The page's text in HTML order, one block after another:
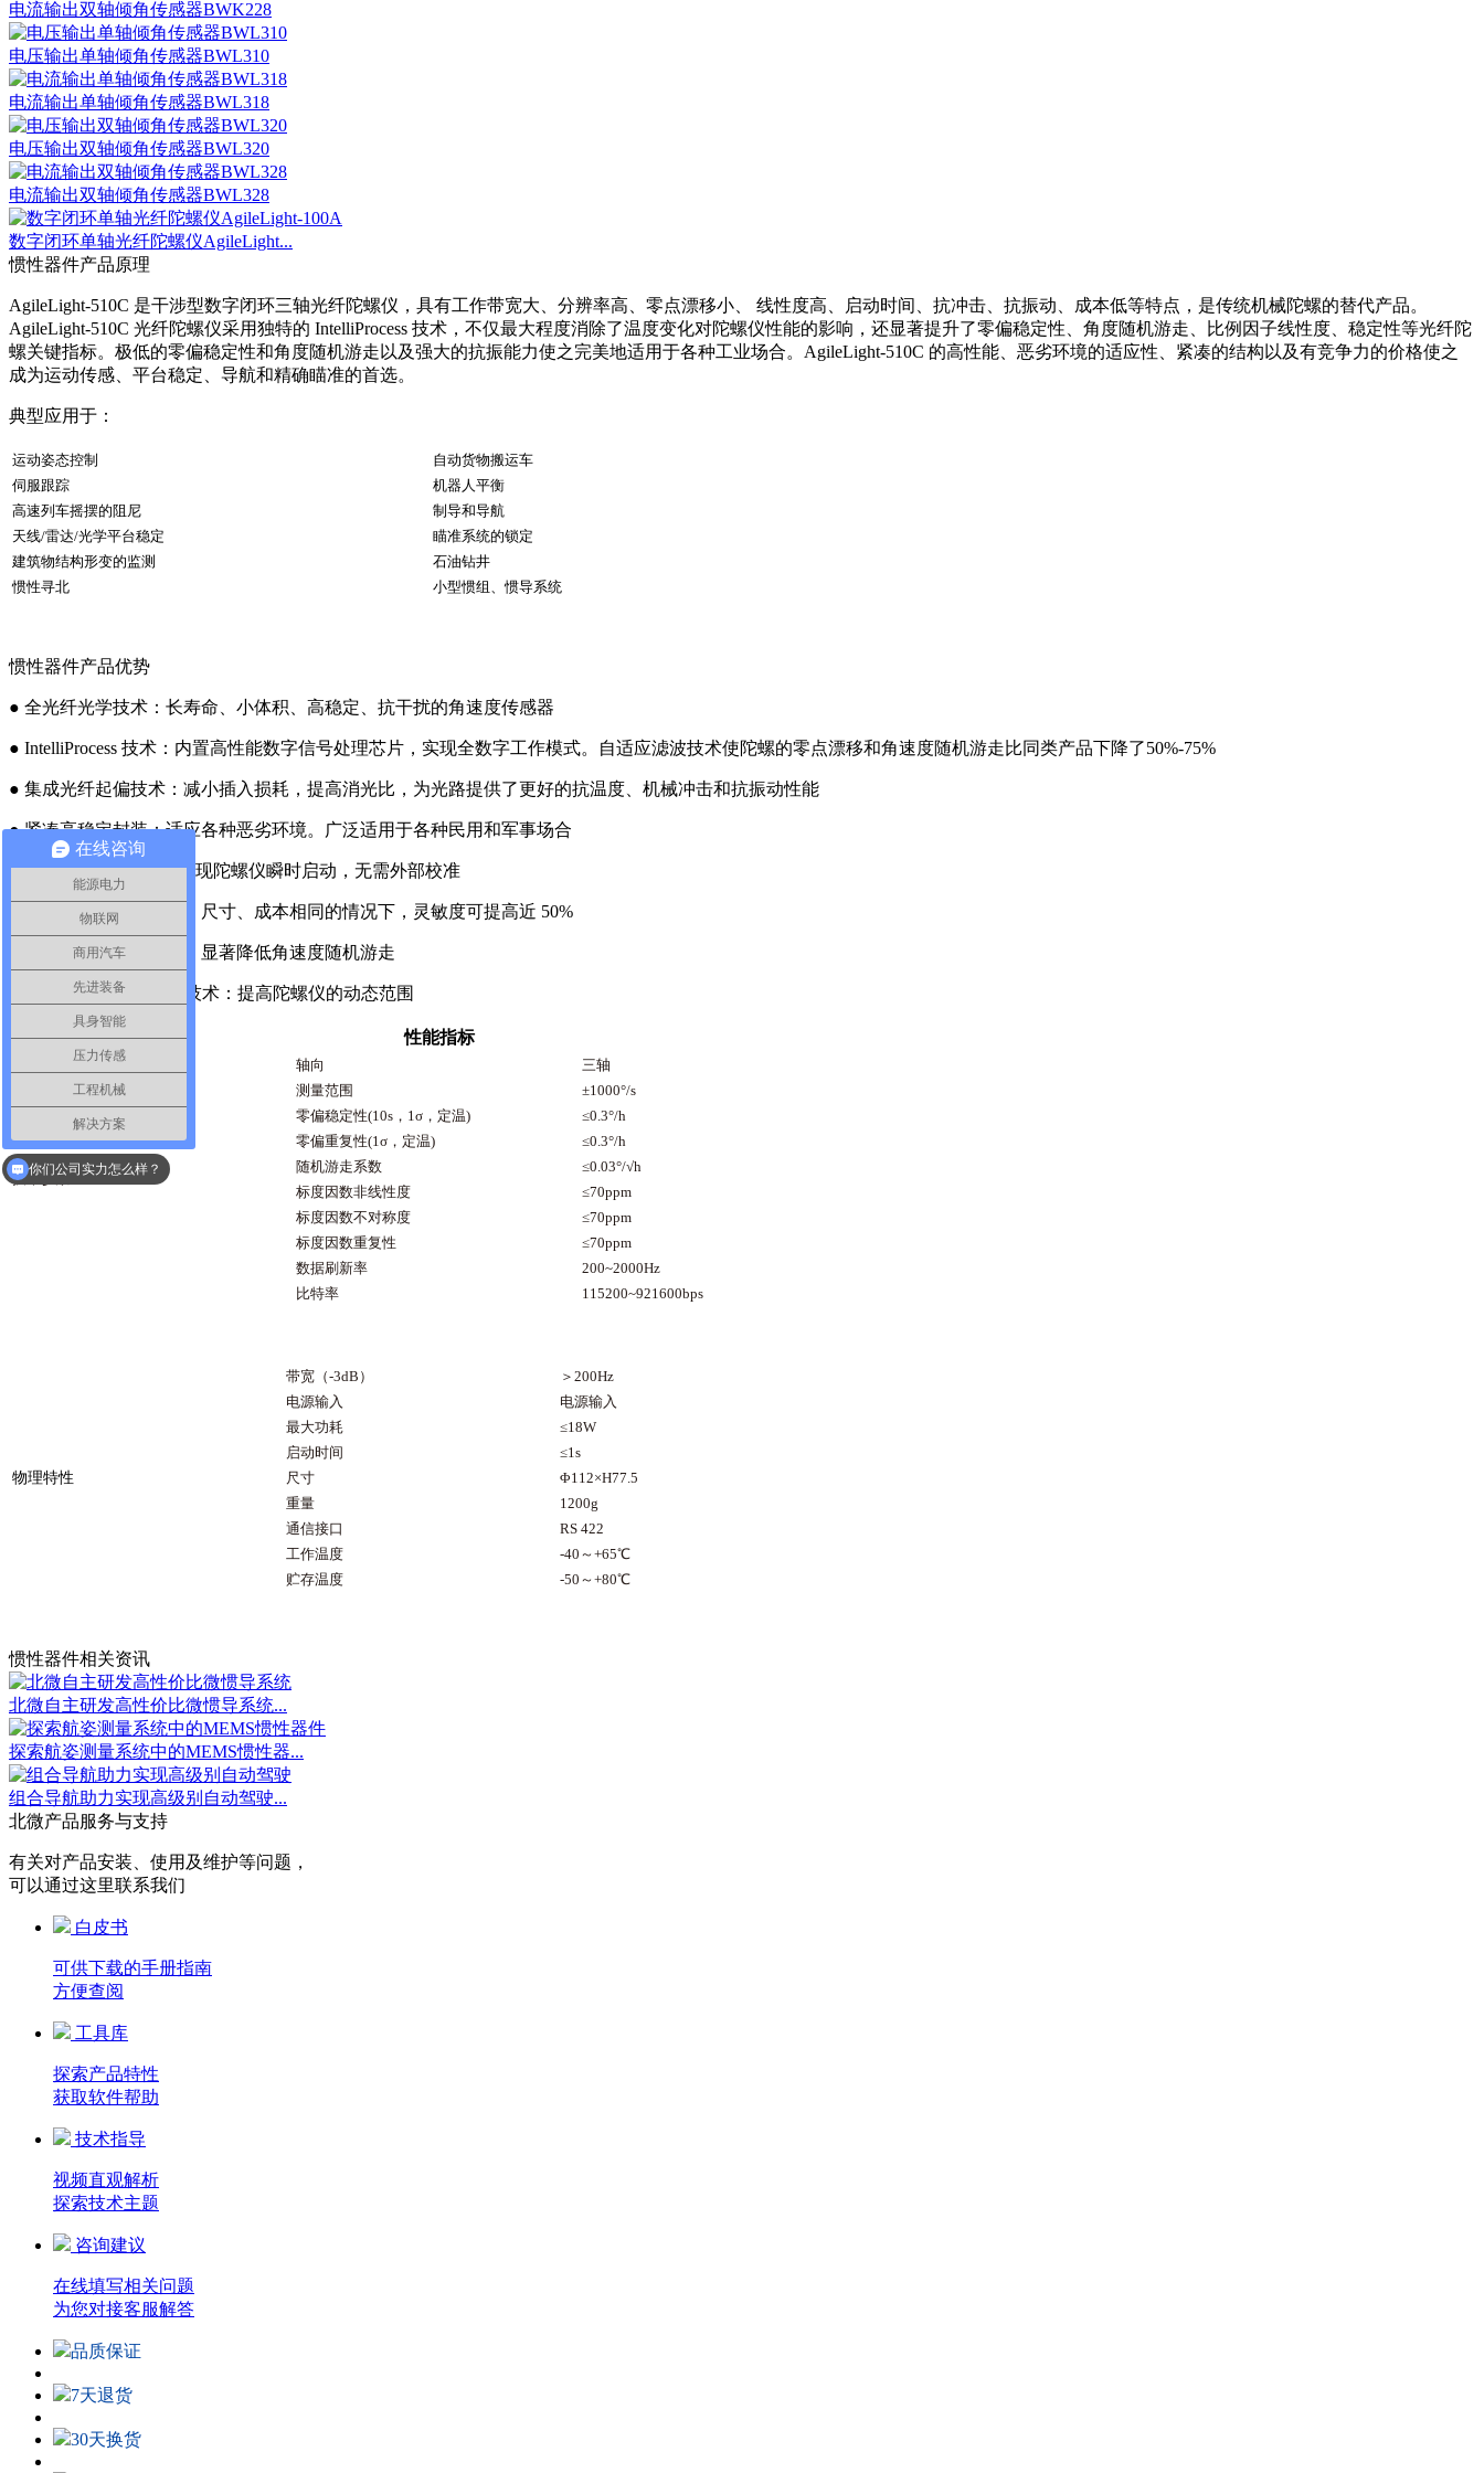
电流输出双轴倾角传感器BWK228
电压输出单轴倾角传感器BWL310
电流输出单轴倾角传感器BWL318
电压输出双轴倾角传感器BWL320
电流输出双轴倾角传感器BWL328
数字闭环单轴光纤陀螺仪AgileLight...
惯性器件产品原理
AgileLight-510C 是干涉型数字闭环三轴光纤陀螺仪，具有工作带宽大、分辨率高、零点漂移小、 线性度高、启动时间、抗冲击、抗振动、成本低等特点，是传统机械陀螺的替代产品。
AgileLight-510C 光纤陀螺仪采用独特的 IntelliProcess 技术，不仅最大程度消除了温度变化对陀螺仪性能的影响，还显著提升了零偏稳定性、角度随机游走、比例因子线性度、稳定性等光纤陀
螺关键指标。极低的零偏稳定性和角度随机游走以及强大的抗振能力使之完美地适用于各种工业场合。AgileLight-510C 的高性能、恶劣环境的适应性、紧凑的结构以及有竞争力的价格使之
成为运动传感、平台稳定、导航和精确瞄准的首选。
典型应用于：
运动姿态控制
自动货物搬运车
伺服跟踪
机器人平衡
高速列车摇摆的阻尼
制导和导航
天线/雷达/光学平台稳定
瞄准系统的锁定
建筑物结构形变的监测
石油钻井
惯性寻北
小型惯组、惯导系统
惯性器件产品优势
● 全光纤光学技术：长寿命、小体积、高稳定、抗干扰的角速度传感器
● IntelliProcess 技术：内置高性能数字信号处理芯片，实现全数字工作模式。自适应滤波技术使陀螺的零点漂移和角速度随机游走比同类产品下降了50%-75%
● 集成光纤起偏技术：减小插入损耗，提高消光比，为光路提供了更好的抗温度、机械冲击和抗振动性能
● 紧凑高稳定封装：适应各种恶劣环境。广泛适用于各种民用和军事场合
● QuickLaunch 技术：实现陀螺仪瞬时启动，无需外部校准
● 最优工作波长：结构、尺寸、成本相同的情况下，灵敏度可提高近 50%
● 噪声隔离、压缩技术：显著降低角速度随机游走
● SelfTrack 自相位跟踪技术：提高陀螺仪的动态范围
性能指标
技术参数
轴向
三轴
测量范围
±1000°/s
零偏稳定性(10s，1σ，定温)
≤0.3°/h
零偏重复性(1σ，定温)
≤0.3°/h
随机游走系数
≤0.03°/√h
标度因数非线性度
≤70ppm
标度因数不对称度
≤70ppm
标度因数重复性
≤70ppm
数据刷新率
200~2000Hz
比特率
115200~921600bps
物理特性
带宽（-3dB）
＞200Hz
电源输入
电源输入
最大功耗
≤18W
启动时间
≤1s
尺寸
Φ112×H77.5
重量
1200g
通信接口
RS 422
工作温度
-40～+65℃
贮存温度
-50～+80℃
惯性器件相关资讯
北微自主研发高性价比微惯导系统...
探索航姿测量系统中的MEMS惯性器...
组合导航助力实现高级别自动驾驶...
北微产品服务与支持
有关对产品安装、使用及维护等问题，
可以通过这里联系我们
白皮书
可供下载的手册指南
方便查阅
工具库
探索产品特性
获取软件帮助
技术指导
视频直观解析
探索技术主题
咨询建议
在线填写相关问题
为您对接客服解答
品质保证
7天退货
30天换货
在线咨询
能源电力
物联网
商用汽车
先进装备
具身智能
压力传感
工程机械
解决方案
你们公司实力怎么样？
你们的产品质量怎么样？